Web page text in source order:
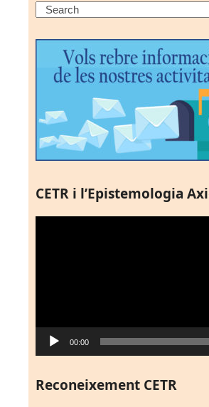
Search
CETR i l’Epistemologia
00:00
Reconeixement CETR